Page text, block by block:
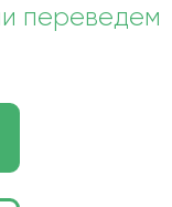
переведем